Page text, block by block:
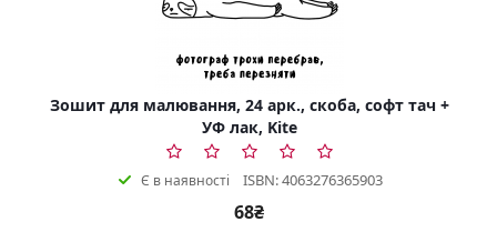
Зошит для малювання, 24 арк., скоба, софт тач +
УФ лак, Kite
Є в наявності ISBN: 4063276365903
68₴